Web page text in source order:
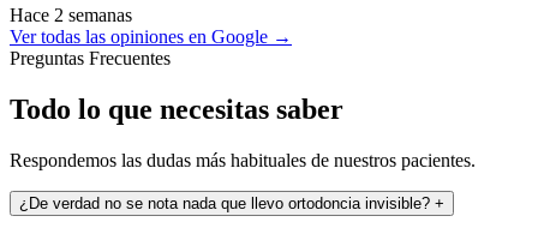
Hace 2 semanas
Ver todas las opiniones en Google →
Preguntas Frecuentes
Todo lo que necesitas saber
Respondemos las dudas más habituales de nuestros pacientes.
¿De verdad no se nota nada que llevo ortodoncia invisible? +